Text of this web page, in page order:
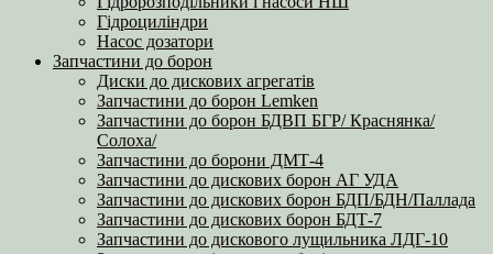
Гідроциліндри
Насос дозатори
Запчастини до борон
Диски до дискових агрегатів
Запчастини до борон Lemken
Запчастини до борон БДВП БГР/ Краснянка/
Солоха/
Запчастини до борони ДМТ-4
Запчастини до дискових борон АГ УДА
Запчастини до дискових борон БДП/БДН/Паллада
Запчастини до дискових борон БДТ-7
Запчастини до дискового лущильника ЛДГ-10